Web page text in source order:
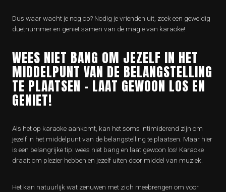
Dus waar wacht je nog op? Nodig je vrienden uit, zoek een geweldig
duetnummer en geniet samen van de magie van karaoke!
WEES NIET BANG OM JEZELF IN HET
MIDDELPUNT VAN DE BELANGSTELLING
TE PLAATSEN – LAAT GEWOON LOS EN
GENIET!
Als het op karaoke aankomt, kan het soms intimiderend zijn om
jezelf in het middelpunt van de belangstelling te plaatsen. Maar hier
is een belangrijke tip: wees niet bang en laat gewoon los! Karaoke
draait om plezier hebben en jezelf uiten door middel van muziek.
Het kan natuurlijk wat zenuwen met zich meebrengen om voor